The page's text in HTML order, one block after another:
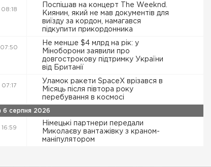
08:18
Поспішав на концерт The Weeknd.
Киянин, який не мав документів для
виїзду за кордон, намагався
підкупити прикордонника
07:50
Не менше $4 млрд на рік: у
Міноборони заявили про
довгострокову підтримку України
від Британії
07:17
Уламок ракети SpaceX врізався в
Місяць після півтора року
перебування в космосі
6 серпня 2026
16:59
Німецькі партнери передали
Миколаєву вантажівку з краном-
маніпулятором